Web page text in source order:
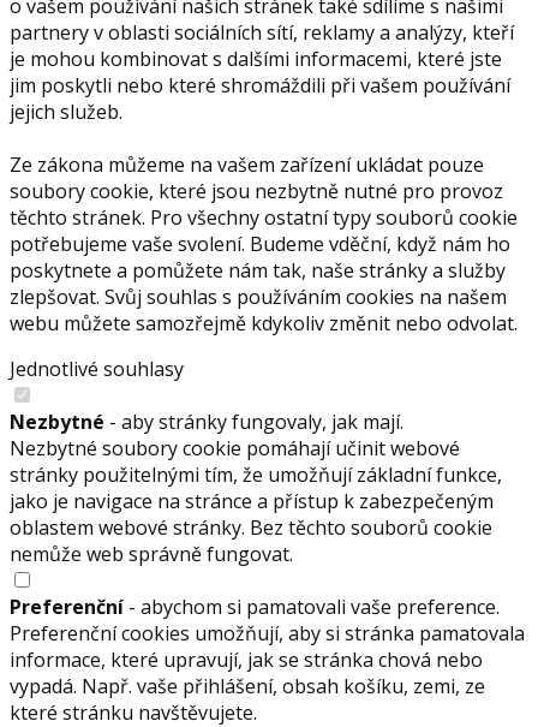
o vašem používání našich stránek také sdílíme s našimi
partnery v oblasti sociálních sítí, reklamy a analýzy, kteří
je mohou kombinovat s dalšími informacemi, které jste
jim poskytli nebo které shromáždili při vašem používání
jejich služeb.
Ze zákona můžeme na vašem zařízení ukládat pouze
soubory cookie, které jsou nezbytně nutné pro provoz
těchto stránek. Pro všechny ostatní typy souborů cookie
potřebujeme vaše svolení. Budeme vděční, když nám ho
poskytnete a pomůžete nám tak, naše stránky a služby
zlepšovat. Svůj souhlas s používáním cookies na našem
webu můžete samozřejmě kdykoliv změnit nebo odvolat.
Jednotlivé souhlasy
Nezbytné - aby stránky fungovaly, jak mají.
Nezbytné soubory cookie pomáhají učinit webové
stránky použitelnými tím, že umožňují základní funkce,
jako je navigace na stránce a přístup k zabezpečeným
oblastem webové stránky. Bez těchto souborů cookie
nemůže web správně fungovat.
Preferenční - abychom si pamatovali vaše preference.
Preferenční cookies umožňují, aby si stránka pamatovala
informace, které upravují, jak se stránka chová nebo
vypadá. Např. vaše přihlášení, obsah košíku, zemi, ze
které stránku navštěvujete.